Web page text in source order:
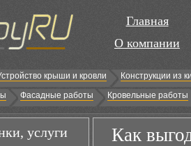
Главная
О компании
крыши и кровли
Конструкции из
Фасадные работы Кровельные работы
услуги Как